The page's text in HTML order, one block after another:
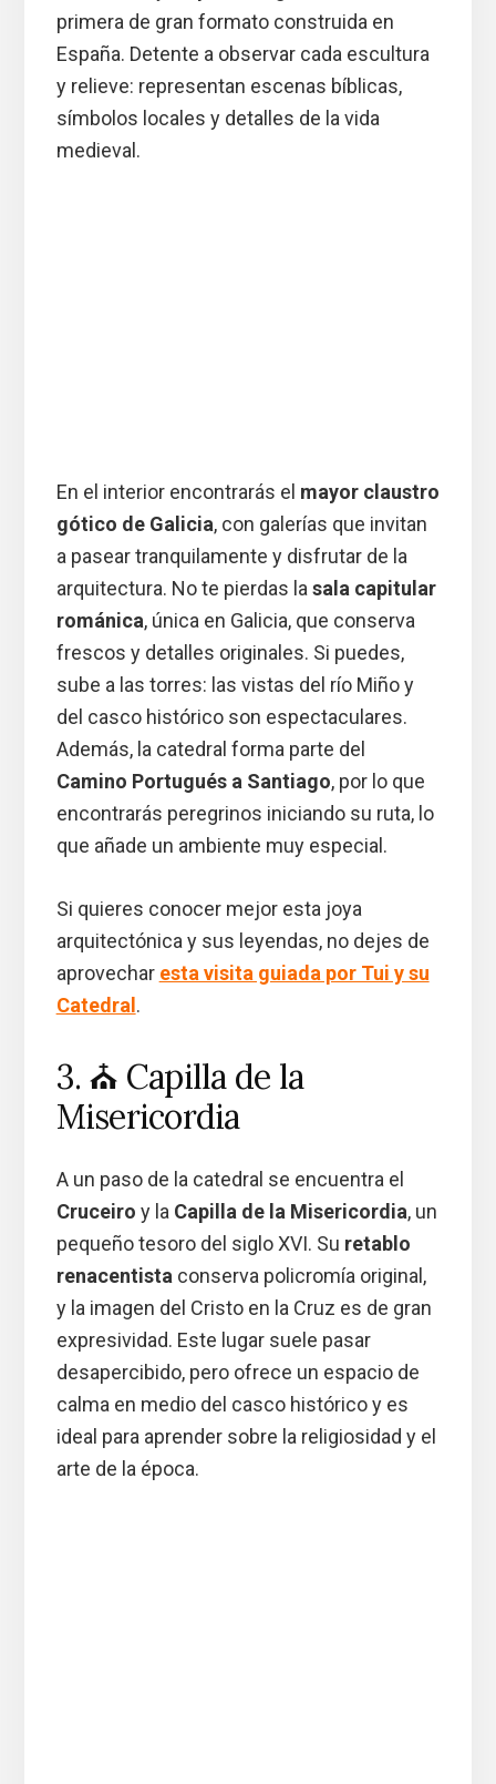
primera de gran formato construida en
España. Detente a observar cada escultura
y relieve: representan escenas bíblicas,
símbolos locales y detalles de la vida
medieval.
En el interior encontrarás el mayor claustro
gótico de Galicia, con galerías que invitan
a pasear tranquilamente y disfrutar de la
arquitectura. No te pierdas la sala capitular
románica, única en Galicia, que conserva
frescos y detalles originales. Si puedes,
sube a las torres: las vistas del río Miño y
del casco histórico son espectaculares.
Además, la catedral forma parte del
Camino Portugués a Santiago, por lo que
encontrarás peregrinos iniciando su ruta, lo
que añade un ambiente muy especial.
Si quieres conocer mejor esta joya
arquitectónica y sus leyendas, no dejes de
aprovechar esta visita guiada por Tui y su
Catedral .
3. ⛪ Capilla de la
Misericordia
A un paso de la catedral se encuentra el
Cruceiro y la Capilla de la Misericordia, un
pequeño tesoro del siglo XVI. Su retablo
renacentista conserva policromía original,
y la imagen del Cristo en la Cruz es de gran
expresividad. Este lugar suele pasar
desapercibido, pero ofrece un espacio de
calma en medio del casco histórico y es
ideal para aprender sobre la religiosidad y el
arte de la época.